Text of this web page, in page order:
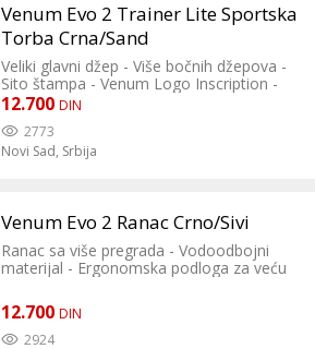
Venum Evo 2 Trainer Lite Sportska
Torba Crna/Sand
Veliki glavni džep - Više bočnih džepova -
Sito štampa - Venum Logo Inscription -
Venum Performance vez - Gornje
Podesivi i podstavljeni remen za rame -
Veličina: 600 x 330 x 250 mm - Zapremina:
12.700 DIN
2773
Novi Sad, Srbija
Venum Evo 2 Ranac Crno/Sivi
Ranac sa više pregrada - Vodoodbojni
materijal - Ergonomska podloga za veću
grudi - Podesivi bočni kaiševi za nošenje
štitnika za potkolenicu - Unutrašnji džep
za laptop - Mrežasti umetci za
12.700 DIN
2924